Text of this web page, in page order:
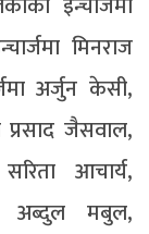
मिनराज
अर्जुन केसी,
प्रसाद जैसवाल,
आचार्य,
अब्दुल मबुल,